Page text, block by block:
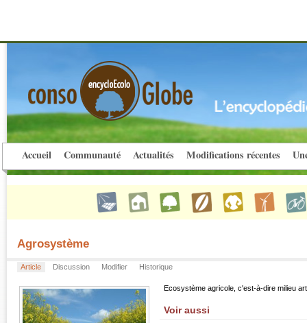
Accueil Communauté Actualités Modifications récentes
Agrosystème
Article Discussion Modifier Historique
Ecosystème agricole, c'est-à-dire milieu
Voir aussi